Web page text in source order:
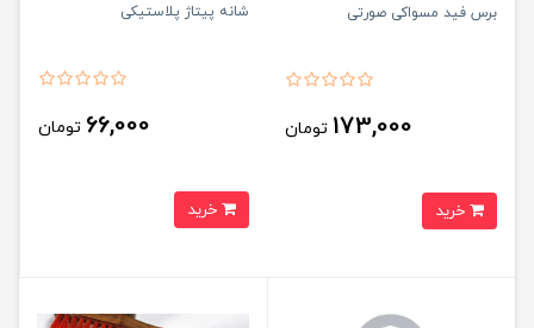
برس فید مسواکی صورتی
173,000 تومان
شانه پیتاژ پلاستیکی
66,000 تومان